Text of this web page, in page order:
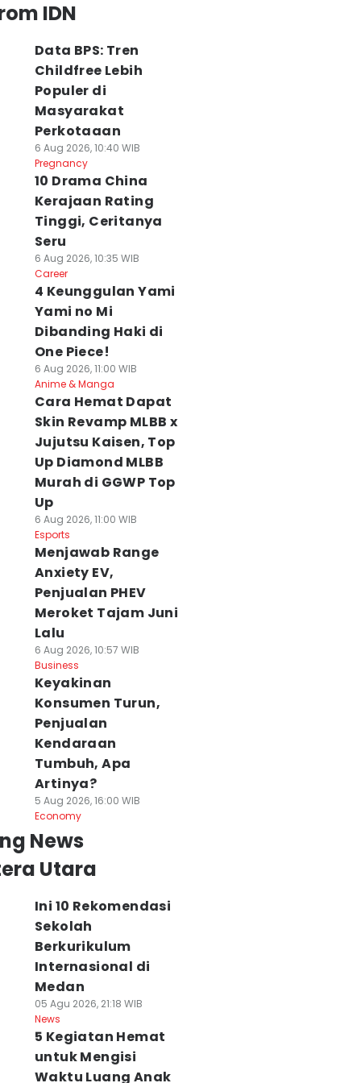
IDN
Data BPS: Tren
Childfree Lebih
Populer di
Masyarakat
Perkotaaan
6 Aug 2026, 10:40 WIB
Pregnancy
10 Drama China
Kerajaan Rating
Tinggi, Ceritanya
Seru
6 Aug 2026, 10:35 WIB
Career
4 Keunggulan Yami
Yami no Mi
Dibanding Haki di
One Piece!
6 Aug 2026, 11:00 WIB
Anime & Manga
Cara Hemat Dapat
Skin Revamp MLBB x
Jujutsu Kaisen, Top
Up Diamond MLBB
Murah di GGWP Top
Up
6 Aug 2026, 11:00 WIB
Esports
Menjawab Range
Anxiety EV,
Penjualan PHEV
Meroket Tajam Juni
Lalu
6 Aug 2026, 10:57 WIB
Business
Keyakinan
Konsumen Turun,
Penjualan
Kendaraan
Tumbuh, Apa
Artinya?
5 Aug 2026, 16:00 WIB
Economy
News
Utara
Ini 10 Rekomendasi
Sekolah
Berkurikulum
Internasional di
Medan
05 Agu 2026, 21:18 WIB
News
5 Kegiatan Hemat
untuk Mengisi
Waktu Luang Anak